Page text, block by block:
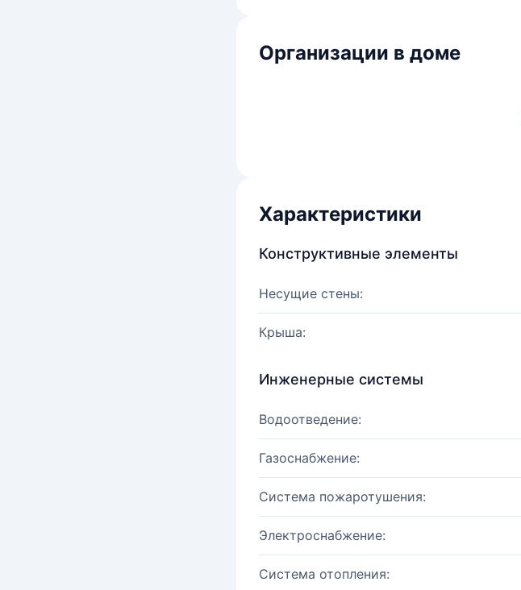
Организации в доме
Характеристики
Конструктивные элементы
Несущие стены:
Крыша:
Инженерные системы
Водоотведение:
Газоснабжение:
Система пожаротушения:
Электроснабжение:
Система отопления: